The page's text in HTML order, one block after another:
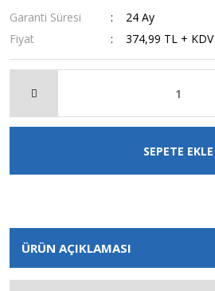
Garanti Süresi
24 Ay
Fiyat
374,99 TL + KDV
SEPETE EKLE
ÜRÜN AÇIKLAMASI